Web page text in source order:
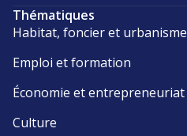
Thématiques
Habitat, foncier et urbanisme
Emploi et formation
Économie et entrepreneuriat
Culture